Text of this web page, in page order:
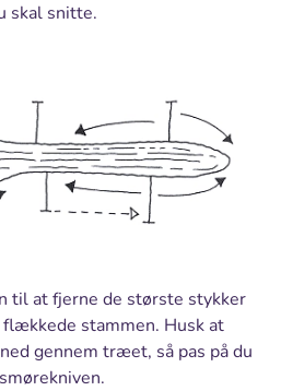
skal snitte.
til at fjerne de største stykker
stammen. Husk at
gennem træet, så pas på du